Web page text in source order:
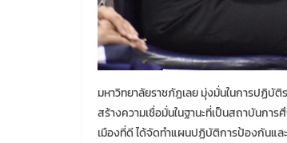
มหาวิทยาลัยราชภัฏเลย มุ่งมั่นในการปฏิบั
สร้างความเชื่อมั่นในฐานะที่เป็นสถาบันกา
เมืองที่ดี ได้จัดทำแผนปฏิบัติการป้องกันแ